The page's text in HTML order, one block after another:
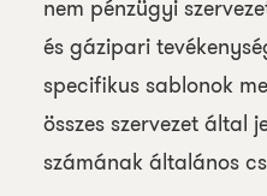
nem pénzügyi
és gázipari
specifikus sablonok
összes szervezet által
számának általános